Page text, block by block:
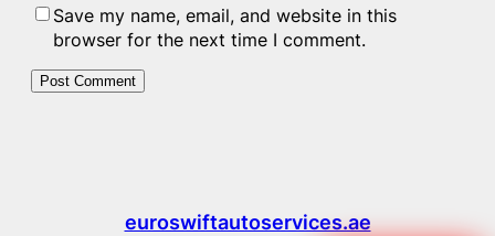
Save my name, email, and website in this
browser for the next time I comment.
euroswiftautoservices.ae